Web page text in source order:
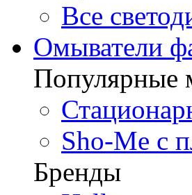
Все
Омыватели
Популярные
Sho-Me с
Бренды